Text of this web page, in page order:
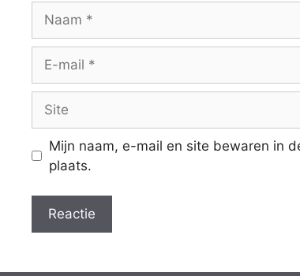
mail
Mijn naam, e-mail en site bewaren in
plaats.